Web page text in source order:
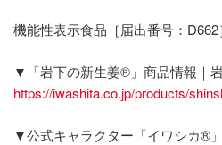
機能性表示食品［届出番号：D662］
▼「岩下の新生姜®」商品情報｜
https://iwashita.co.jp/products/
▼公式キャラクター「イワシカ®